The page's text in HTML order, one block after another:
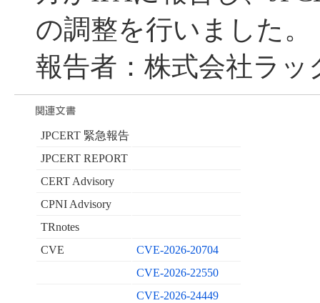
の調整を行いました。
報告者：株式会社ラッ
JPCERT 緊急報告
JPCERT REPORT
CERT Advisory
CPNI Advisory
TRnotes
CVE
CVE-2026-20704
CVE-2026-22550
CVE-2026-24449